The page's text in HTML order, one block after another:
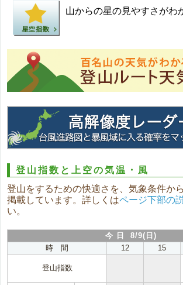
山からの星の見やすさがわ
登山指数と上空の気温・風
登山をするための快適さを、気象条件か
掲載しています。詳しくはページ下部の
い。
今 日 8/9(日)
時 間
12 15
登山指数